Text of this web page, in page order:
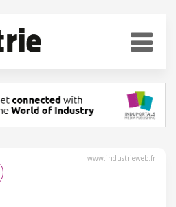
www.industrieweb.fr